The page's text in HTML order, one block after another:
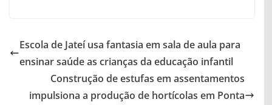
Escola de Jateí usa fantasia em sala de aula para
ensinar saúde as crianças da educação infantil
Construção de estufas em assentamentos
impulsiona a produção de hortícolas em Ponta